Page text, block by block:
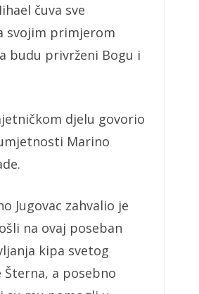
čuva sve
svojim primjerom
budu privrženi Bogu i
djelu govorio
Marino
Jugovac zahvalio je
na ovaj poseban
kipa svetog
a posebno